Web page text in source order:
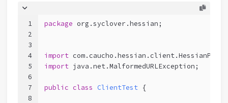
1
2
3
4
5
6
7
8
package org.syclover.hessian;
import
import java.net.MalformedURLException;
public class ClientTest {